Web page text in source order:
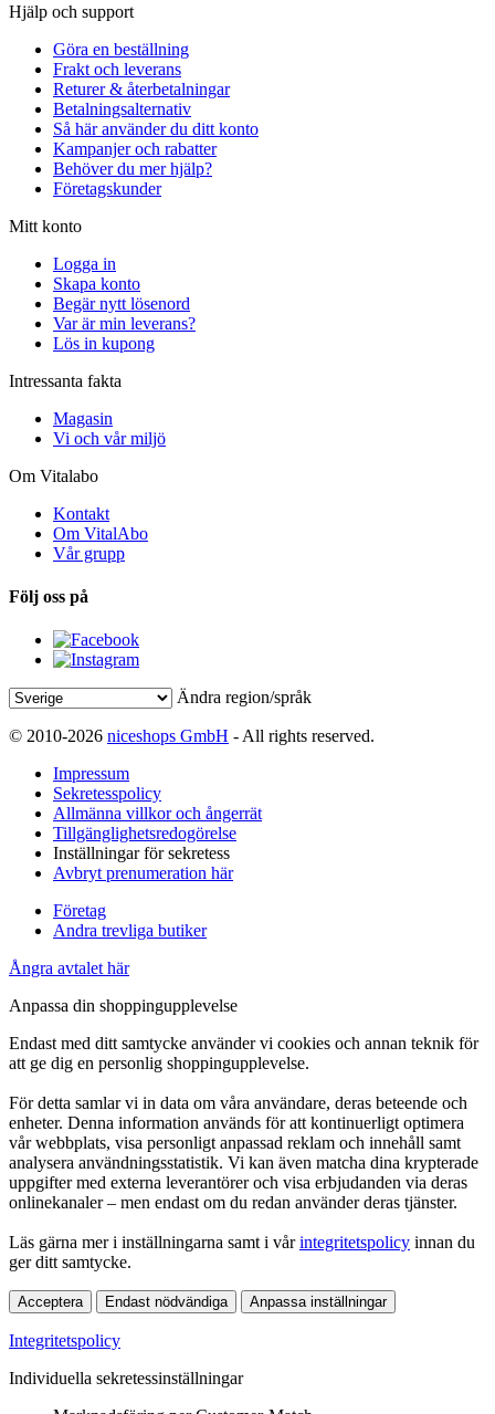
Hjälp och support
Göra en beställning
Frakt och leverans
Returer & återbetalningar
Betalningsalternativ
Så här använder du ditt konto
Kampanjer och rabatter
Behöver du mer hjälp?
Företagskunder
Mitt konto
Logga in
Skapa konto
Begär nytt lösenord
Var är min leverans?
Lös in kupong
Intressanta fakta
Magasin
Vi och vår miljö
Om Vitalabo
Kontakt
Om VitalAbo
Vår grupp
Följ oss på
Ändra region/språk
© 2010-2026 niceshops GmbH - All rights reserved.
Impressum
Sekretesspolicy
Allmänna villkor och ångerrät
Tillgänglighetsredogörelse
Inställningar för sekretess
Avbryt prenumeration här
Företag
Andra trevliga butiker
Ångra avtalet här
Anpassa din shoppingupplevelse
Endast med ditt samtycke använder vi cookies och annan teknik för
att ge dig en personlig shoppingupplevelse.
För detta samlar vi in data om våra användare, deras beteende och
enheter. Denna information används för att kontinuerligt optimera
vår webbplats, visa personligt anpassad reklam och innehåll samt
analysera användningsstatistik. Vi kan även matcha dina krypterade
uppgifter med externa leverantörer och visa erbjudanden via deras
onlinekanaler – men endast om du redan använder deras tjänster.
Läs gärna mer i inställningarna samt i vårintegritetspolicy innan du
ger ditt samtycke.
Acceptera Endast nödvändiga Anpassa inställningar
Integritetspolicy
Individuella sekretessinställningar